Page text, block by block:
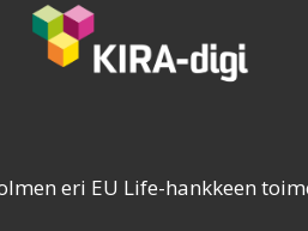
eri EU Life-hankkeen